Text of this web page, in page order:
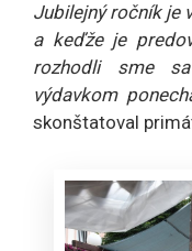
Jubilejný ročník je
a keďže je
rozhodli sme
výdavkom
skonštatoval